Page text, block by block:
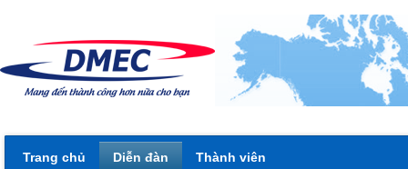
Trang chủ Diễn đàn Thành viên